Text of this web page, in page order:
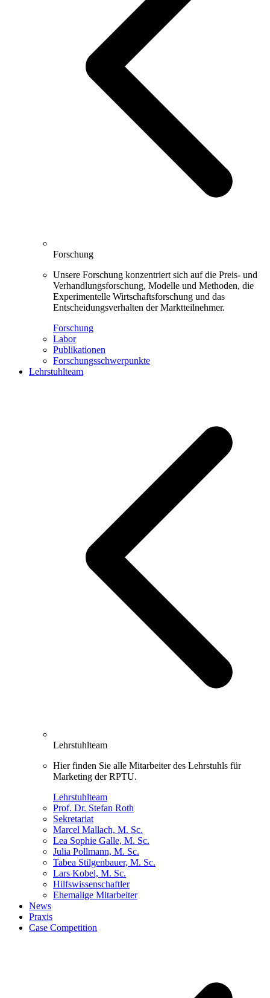
Forschung
Unsere Forschung konzentriert sich auf die Preis- und
Verhandlungsforschung, Modelle und Methoden, die
Experimentelle Wirtschaftsforschung und das
Entscheidungsverhalten der Marktteilnehmer.
Forschung
Labor
Publikationen
Forschungsschwerpunkte
Lehrstuhlteam
Lehrstuhlteam
Hier finden Sie alle Mitarbeiter des Lehrstuhls für
Marketing der RPTU.
Lehrstuhlteam
Prof. Dr. Stefan Roth
Sekretariat
Marcel Mallach, M. Sc.
Lea Sophie Galle, M. Sc.
Julia Pollmann, M. Sc.
Tabea Stilgenbauer, M. Sc.
Lars Kobel, M. Sc.
Hilfswissenschaftler
Ehemalige Mitarbeiter
News
Praxis
Case Competition